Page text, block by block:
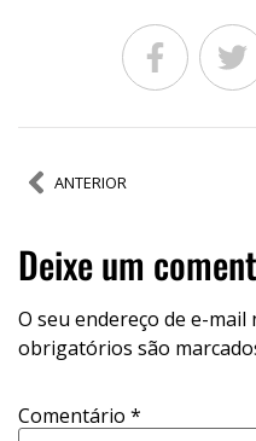
ANTERIOR
Deixe um
O seu endereço de e-mail
obrigatórios são
Comentário *